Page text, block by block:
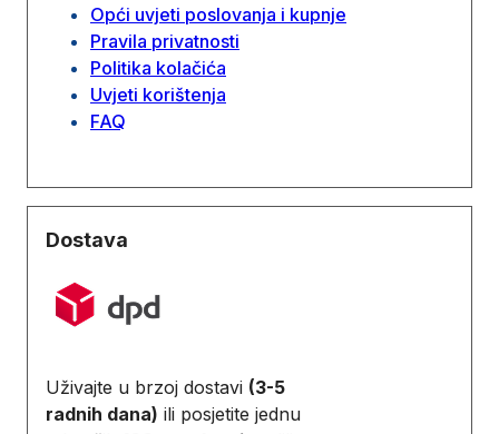
Opći uvjeti poslovanja i kupnje
Pravila privatnosti
Politika kolačića
Uvjeti korištenja
FAQ
Dostava
Uživajte u brzoj dostavi (3-5
radnih dana) ili posjetite jednu